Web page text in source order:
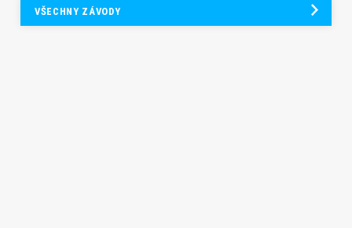
VŠECHNY ZÁVODY